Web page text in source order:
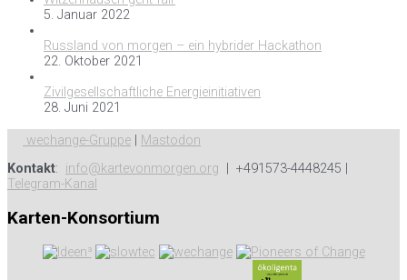
5. Januar 2022
Russland von morgen – ein hybrider Hackathon
22. Oktober 2021
Zivilgesellschaftliche Energieinitiativen
28. Juni 2021
wechange-Gruppe
Mastodon
Kontakt: info@kartevonmorgen.org | +491573-4448245 |
Telegram-Kanal
Karten-Konsortium